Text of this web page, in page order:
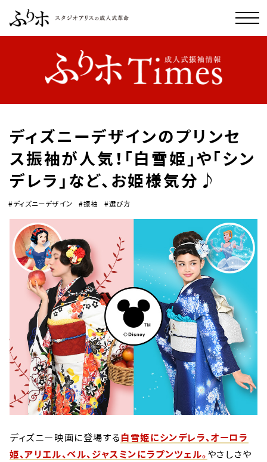
ディズニーデザインのプリンセ
ス振袖が人気！「白雪姫」や「シン
デレラ」など、お姫様気分♪
#ディズニーデザイン #振袖 #選び方
ディズニー映画に登場する 白雪姫にシンデレラ、オーロラ
姫、アリエル、ベル、ジャスミンにラプンツェル。 やさしさや